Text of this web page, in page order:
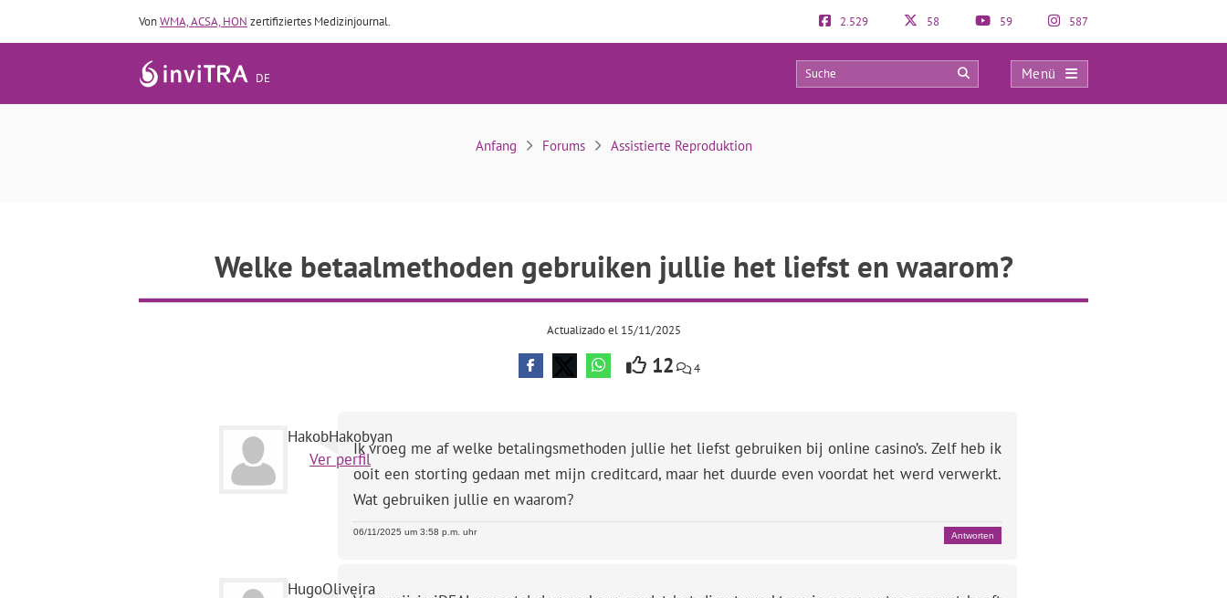
VonWMA, ACSA, HON zertifiziertes Medizinjournal. 2.529 58 59 587
DE
Menü
Welke betaalmethoden gebruiken jullie het liefst en waarom?
8 0
Anfang Forums Assistierte Reproduktion
Welke betaalmethoden gebruiken jullie het liefst en waarom?
Actualizado el 15/11/2025
12 4
HakobHakobyan
Ver perfil
Ik vroeg me af welke betalingsmethoden jullie het liefst gebruiken bij online casino’s. Zelf heb ik
ooit een storting gedaan met mijn creditcard, maar het duurde even voordat het werd verwerkt.
Wat gebruiken jullie en waarom?
06/11/2025 um 3:58 p.m. uhr Antworten
HugoOliveira